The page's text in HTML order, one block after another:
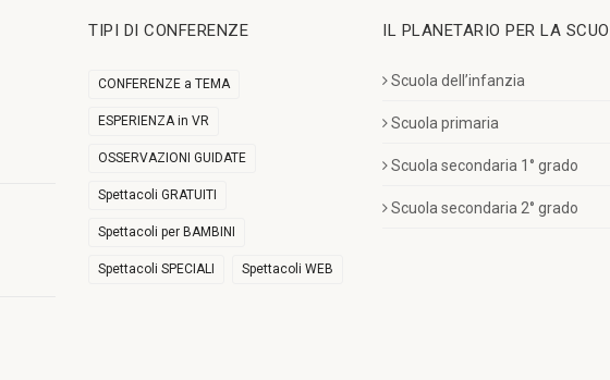
TIPI DI CONFERENZE
CONFERENZE a TEMA
ESPERIENZA in VR
OSSERVAZIONI GUIDATE
Spettacoli GRATUITI
Spettacoli per BAMBINI
Spettacoli SPECIALI Spettacoli WEB
IL PLANETARIO PER LA
Scuola dell’infanzia
Scuola primaria
Scuola secondaria 1° grado
Scuola secondaria 2° grado